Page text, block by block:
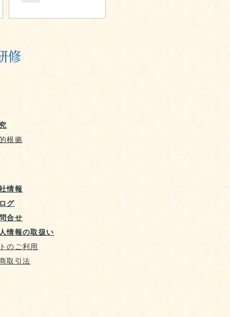
修
根拠
情報
グ
合せ
情報の取扱い
のご利用
取引法